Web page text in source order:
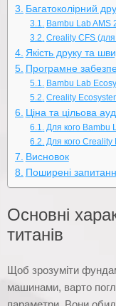
Багатоколірний
Bambu Lab AMS
Creality CFS
Якість друку та
Програмне
Bambu Lab
Creality
Ціна та цільова
Для кого Bambu
Для кого
Висновок
Поширені
Основні
титанів
Щоб зрозуміти
машинами, варто